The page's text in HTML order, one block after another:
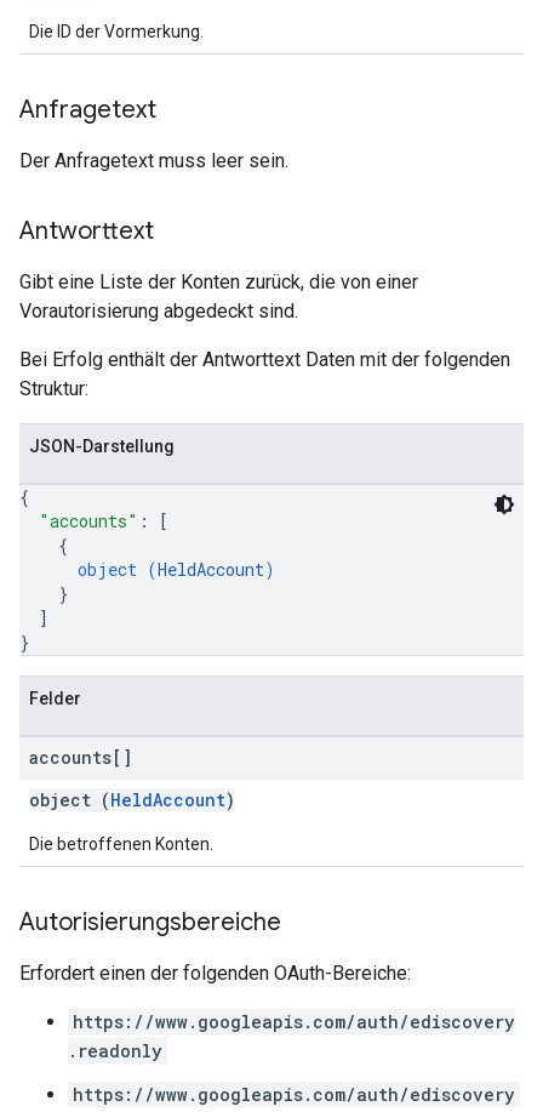
Die ID der Vormerkung.
Anfragetext
Der Anfragetext muss leer sein.
Antworttext
Gibt eine Liste der Konten zurück, die von einer
Vorautorisierung abgedeckt sind.
Bei Erfolg enthält der Antworttext Daten mit der folgenden
Struktur:
JSON-Darstellung
{
"accounts" :
[
{
object (HeldAccount)
}
]
}
Felder
accounts[]
object (HeldAccount)
Die betroffenen Konten.
Autorisierungsbereiche
Erfordert einen der folgenden OAuth-Bereiche:
https://www.googleapis.com/auth/ediscovery
.readonly
https://www.googleapis.com/auth/ediscovery